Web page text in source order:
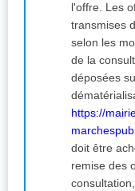
l'offre. Les offres sont obligatoirement
transmises
selon les
de la
déposées
https://
doit être
remise des offres. Dans le